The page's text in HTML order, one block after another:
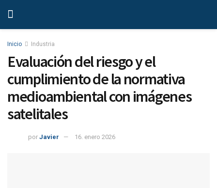
Inicio Industria
Evaluación del riesgo y el
cumplimiento de la normativa
medioambiental con imágenes
satelitales
por Javier 16. enero 2026